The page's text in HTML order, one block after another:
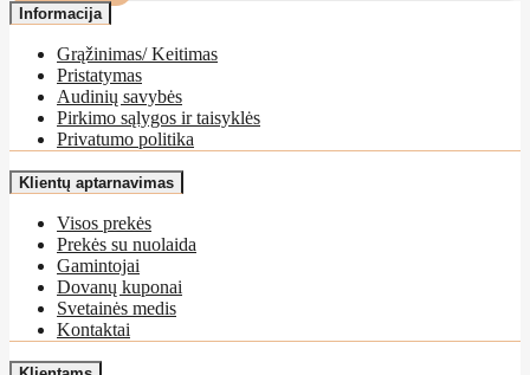
Informacija
Grąžinimas/ Keitimas
Pristatymas
Audinių savybės
Pirkimo sąlygos ir taisyklės
Privatumo politika
Klientų aptarnavimas
Visos prekės
Prekės su nuolaida
Gamintojai
Dovanų kuponai
Svetainės medis
Kontaktai